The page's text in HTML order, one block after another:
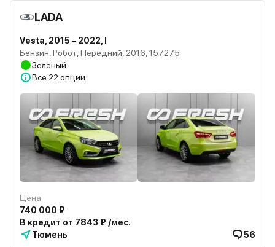
LADA
Vesta, 2015 – 2022, I
Бензин, Робот, Передний, 2016, 157275
Зеленый
Все 22 опции
Цена
740 000 ₽
В кредит от 7843 ₽ /мес.
Тюмень
56